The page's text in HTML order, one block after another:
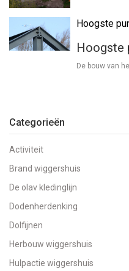
Hoogste
Hoogste
De bouw van
Categorieën
Activiteit
Brand wiggershuis
De olav kledinglijn
Dodenherdenking
Dolfijnen
Herbouw wiggershuis
Hulpactie wiggershuis